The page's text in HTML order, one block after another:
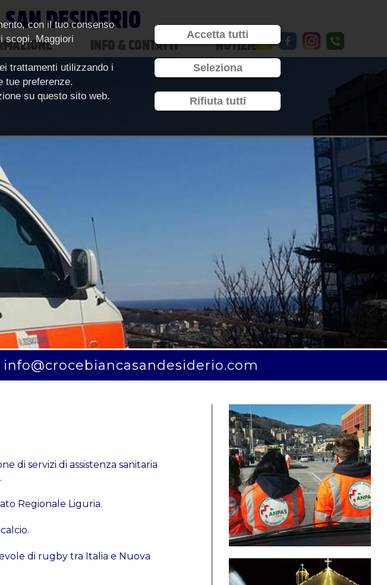
DESIDERIO
INFO & CONTATTI NOTIZIE
info@crocebiancasandesiderio.com
di servizi di assistenza sanitaria
Regionale Liguria.
di rugby tra Italia e Nuova
con il tuo consenso
scopi. Maggiori
trattamenti utilizzando i
tue preferenze.
su questo sito web.
Accetta tutti
Seleziona
Rifiuta tutti